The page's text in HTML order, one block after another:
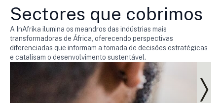
Sectores que cobrimos
A InAfrika ilumina os meandros das indústrias mais
transformadoras de África, oferecendo perspectivas
diferenciadas que informam a tomada de decisões estratégicas
e catalisam o desenvolvimento sustentável.